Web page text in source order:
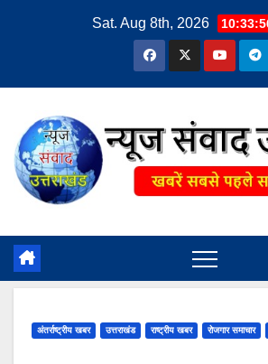
Sat. Aug 8th, 2026
अंतर्राष्ट्रीय खबर उत्तराखंड राष्ट्रीय खबर रोजगार समाचार